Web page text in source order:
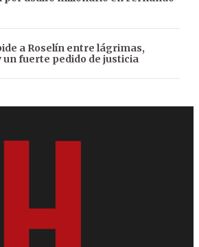
a Roselín entre lágrimas,
un fuerte pedido de justicia